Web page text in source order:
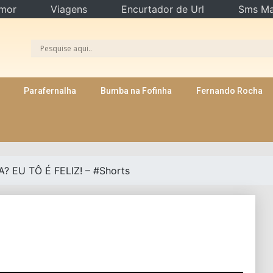
Parafernalha Bumba na Fofinha Fernando Rocha
EU TÔ É FELIZ! – #Shorts
Viagens Encurtador de Url Sms